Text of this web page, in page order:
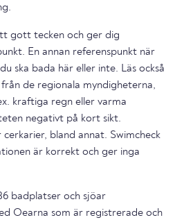
gott tecken och ger dig
En annan referenspunkt när
ska bada här eller inte. Läs också
de regionala myndigheterna,
kraftiga regn eller varma
negativt på kort sikt.
bland annat. Swimcheck
är korrekt och ger inga
badplatser och sjöar
Oearna som är registrerade och